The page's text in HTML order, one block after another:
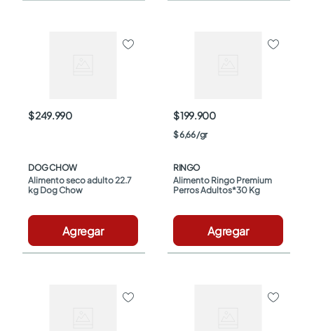
$ 249.990
DOG CHOW
Alimento seco adulto 22.7
kg Dog Chow
Agregar
$ 199.900
$6,66/gr
RINGO
Alimento Ringo Premium
Perros Adultos*30 Kg
Agregar